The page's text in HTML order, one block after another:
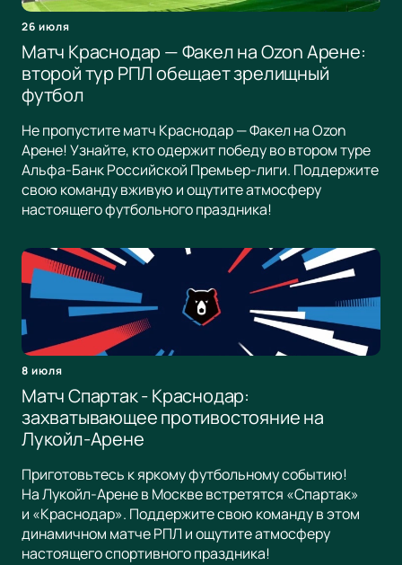
26 июля
Матч Краснодар — Факел на Ozon Арене:
второй тур РПЛ обещает зрелищный
футбол
Не пропустите матч Краснодар — Факел на Ozon
Арене! Узнайте, кто одержит победу во втором туре
Альфа-Банк Российской Премьер-лиги. Поддержите
свою команду вживую и ощутите атмосферу
настоящего футбольного праздника!
8 июля
Матч Спартак - Краснодар:
захватывающее противостояние на
Лукойл-Арене
Приготовьтесь к яркому футбольному событию!
На Лукойл-Арене в Москве встретятся «Спартак»
и «Краснодар». Поддержите свою команду в этом
динамичном матче РПЛ и ощутите атмосферу
настоящего спортивного праздника!